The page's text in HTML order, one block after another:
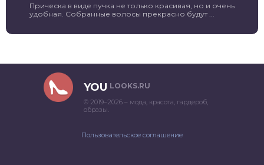
Прическа в виде пучка не только красивая, но и очень
удобная. Собранные волосы прекрасно будут ...
YOU LOOKS.RU
© 2019–2026 – мода, красота, гардероб,
образы.
Пользовательское соглашение